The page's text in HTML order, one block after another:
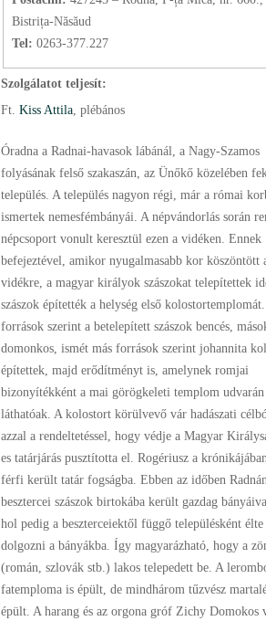
Bistrița-Năsăud
Tel: 0263-377.227
Szolgálatot teljesít:
Ft. Kiss Attila , plébános
Óradna a Radnai-havasok lábánál, a Nagy-Szamos
folyásának felső szakaszán, az Ünőkő közelében
település. A település nagyon régi, már a római
ismertek nemesfémbányái. A népvándorlás során
népcsoport vonult keresztül ezen a vidéken. Ennek
befejeztével, amikor nyugalmasabb kor köszöntött
vidékre, a magyar királyok szászokat telepítettek
szászok építették a helység első
források szerint a betelepített szászok bencés,
domonkos, ismét más források szerint johannita
építettek, majd erődítményt is, amelynek romjai
bizonyítékként a mai görögkeleti templom udvarán
láthatóak. A kolostort körülvevő vár hadászati
azzal a rendeltetéssel, hogy védje a Magyar
es tatárjárás pusztította el. Rogériusz a
férfi került tatár fogságba. Ebben az időben
besztercei szászok birtokába került gazdag
hol pedig a beszterceiektől függő településként
dolgozni a bányákba. Így magyarázható, hogy a
(román, szlovák stb.) lakos telepedett be. A
fatemploma is épült, de mindhárom tűzvész
épült. A harang és az orgona gróf Zichy Domokos